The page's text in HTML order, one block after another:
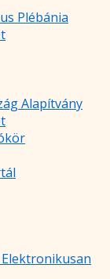
Plébánia
Alapítvány